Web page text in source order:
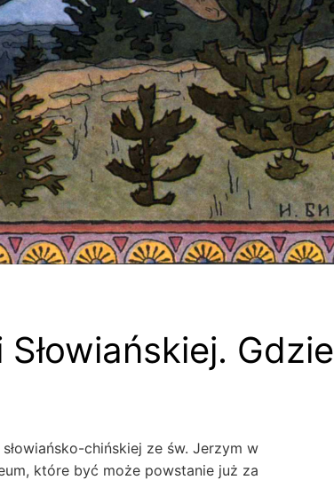
Gdzie
chińskiej ze św. Jerzym w
które być może powstanie już za